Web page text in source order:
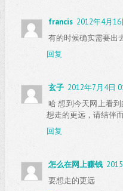
francis 2012年4月16
有的时候确实需要出
回复
玄子 2012年7月4日
哈 想到今天网上看
想走的更远，请结伴而
回复
怎么在网上赚钱
要想走的更远